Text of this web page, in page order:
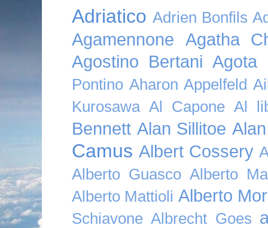
Adriatico Adrien Bonfils
Agamennone
Agatha
Agostino Bertani Agota
Pontino Aharon Appelfeld
Kurosawa Al Capone Al
Bennett Alan Sillitoe
Camus Albert Cossery
Alberto Guasco Alberto
Alberto Mattioli Alberto
Schiavone Albrecht Goes